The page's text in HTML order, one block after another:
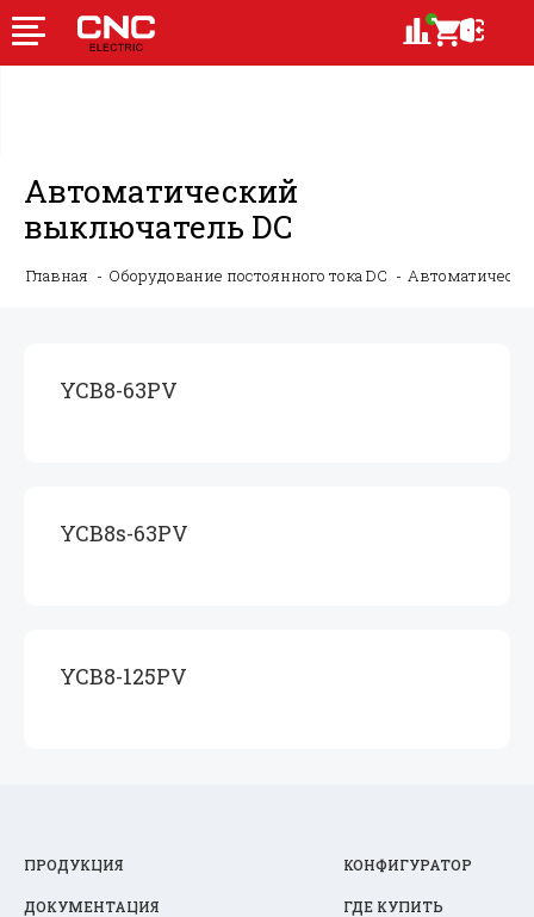
Автоматический
выключатель DC
Главная Оборудование постоянного тока DC
YCB8-63PV
YCB8s-63PV
YCB8-125PV
ПРОДУКЦИЯ КОНФИГУРАТОР
ДОКУМЕНТАЦИЯ ГДЕ КУПИТЬ